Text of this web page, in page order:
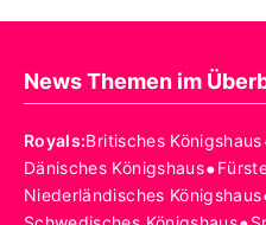
News Themen im
Royals:Britisches Königshaus
Dänisches Königshaus•
Niederländisches Königshaus